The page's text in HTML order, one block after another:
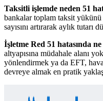
Taksitli işlemde neden 51
bankalar toplam taksit
sayısını artırarak aylık tutarı
İşletme Red 51 hatasında
altyapısına müdahale alanı
yönlendirmek ya da EFT,
devreye almak en pratik